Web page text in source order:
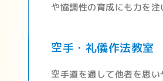
や協調性の育成にも力を注
空手・礼儀作法教室
空手道を通して他者を思